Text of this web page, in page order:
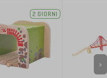
2 GIORNI
>